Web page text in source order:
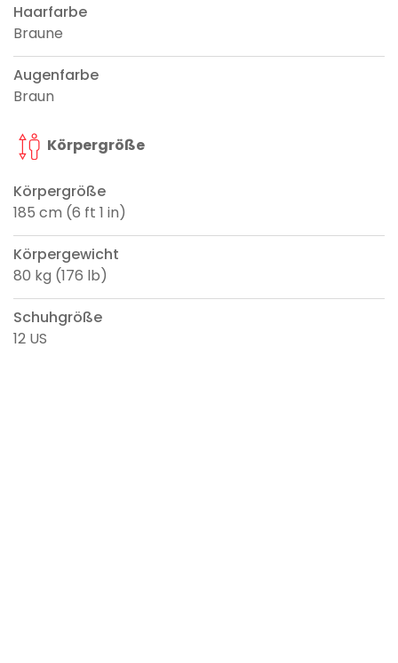
Haarfarbe
Braune
Augenfarbe
Braun
Körpergröße
Körpergröße
185 cm (6 ft 1 in)
Körpergewicht
80 kg (176 lb)
Schuhgröße
12 US